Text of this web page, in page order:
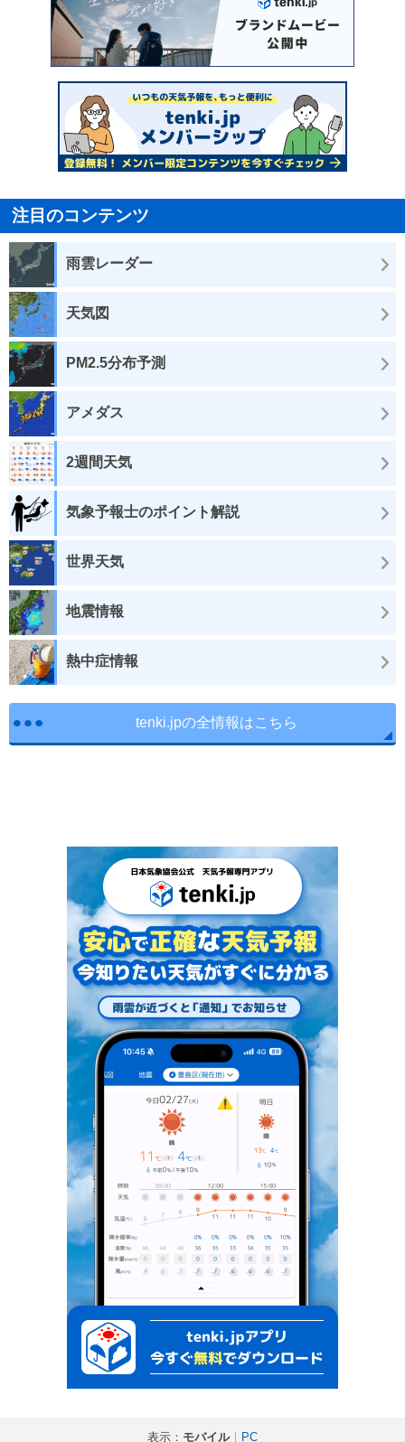
注目のコンテンツ
雨雲レーダー
天気図
PM2.5分布予測
アメダス
2週間天気
気象予報士のポイント解説
世界天気
地震情報
熱中症情報
tenki.jpの全情報はこちら
表示： モバイル｜ PC